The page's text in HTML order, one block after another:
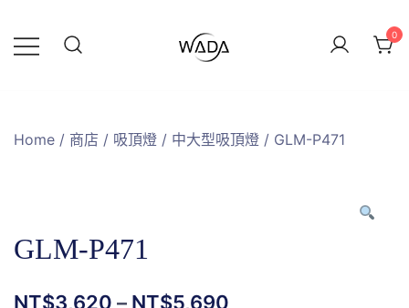
0
Home / 商店 / 吸頂燈 / 中大型吸頂燈 / GLM-P471
GLM-P471
NT$3,620 – NT$5,690